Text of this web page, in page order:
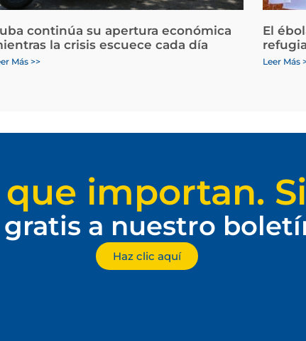
continúa su apertura económica
la crisis escuece cada día
Más >>
El
Leer Más
importan.
a nuestro
Haz clic aquí